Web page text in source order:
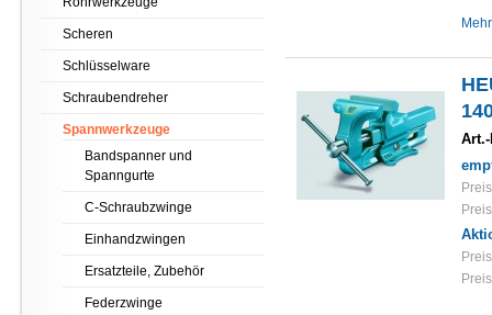
Art.-
Scheren
Schlüsselware
Schraubendreher
Spannwerkzeuge
Bandspanner und
Spanngurte
C-Schraubzwinge
Einhandzwingen
Ersatzteile, Zubehör
Federzwinge